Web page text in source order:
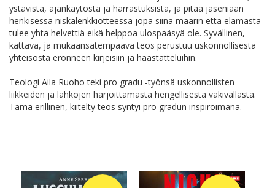
ystävistä, ajankäytöstä ja harrastuksista, ja pitää jäseniään
henkisessä niskalenkkiotteessa jopa siinä määrin että elämästä
tulee yhtä helvettiä eikä helppoa ulospääsyä ole. Syvällinen,
kattava, ja mukaansatempaava teos perustuu uskonnollisesta
yhteisöstä eronneen kirjeisiin ja haastatteluihin.
Teologi Aila Ruoho teki pro gradu -työnsä uskonnollisten
liikkeiden ja lahkojen harjoittamasta hengellisestä väkivallasta.
Tämä erillinen, kiitelty teos syntyi pro gradun inspiroimana.